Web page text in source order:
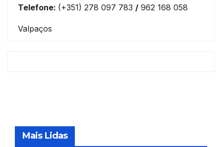
Telefone: (+351) 278 097 783 / 962 168 058
Valpaços
Mais Lidas